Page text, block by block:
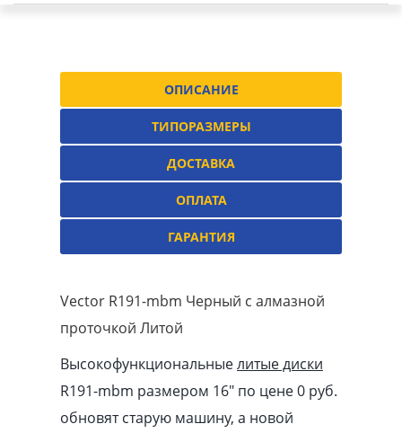
ОПИСАНИЕ
ТИПОРАЗМЕРЫ
ДОСТАВКА
ОПЛАТА
ГАРАНТИЯ
Vector R191-mbm Черный с алмазной
проточкой Литой
Высокофункциональныелитые диски
R191-mbm размером 16″ по цене 0 руб.
обновят старую машину, а новой